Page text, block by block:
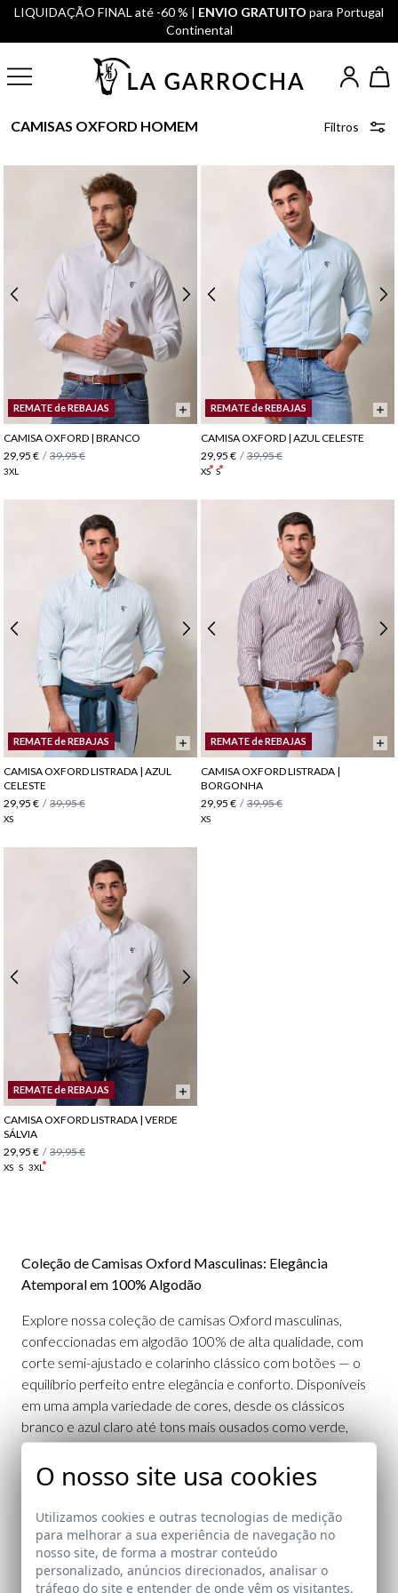
LIQUIDAÇÃO FINAL até -60 % | ENVIO GRATUITO para Portugal
Continental
CAMISAS OXFORD HOMEM Filtros
REMATE de REBAJAS
CAMISA OXFORD | BRANCO
29,95 € / 39,95 €
3XL
REMATE de REBAJAS
CAMISA OXFORD | AZUL CELESTE
29,95 € / 39,95 €
XS S
REMATE de REBAJAS
CAMISA OXFORD LISTRADA | AZUL
CELESTE
29,95 € / 39,95 €
XS
REMATE de REBAJAS
CAMISA OXFORD LISTRADA |
BORGONHA
29,95 € / 39,95 €
XS
REMATE de REBAJAS
CAMISA OXFORD LISTRADA | VERDE
SÁLVIA
29,95 € / 39,95 €
XS S 3XL
Coleção de Camisas Oxford Masculinas: Elegância
Atemporal em 100% Algodão
Explore nossa coleção de camisas Oxford masculinas,
confeccionadas em algodão 100% de alta qualidade, com
corte semi-ajustado e colarinho clássico com botões — o
equilíbrio perfeito entre elegância e conforto. Disponíveis
em uma ampla variedade de cores, desde os clássicos
branco e azul claro até tons mais ousados como verde,
vinho, malva, taupe, cinza, marinho, rosa e listras
multicoloridas.
cavalo bordado em contraste e costuras com etiqueta na
abertura frontal, refletindo o cuidado artesanal em cada
acabamento. Pensadas para todos os tipos de corpo, os
O nosso site usa cookies
Utilizamos cookies e outras tecnologias de medição
para melhorar a sua experiência de navegação no
nosso site, de forma a mostrar conteúdo
personalizado, anúncios direcionados, analisar o
tráfego do site e entender de onde vêm os visitantes.